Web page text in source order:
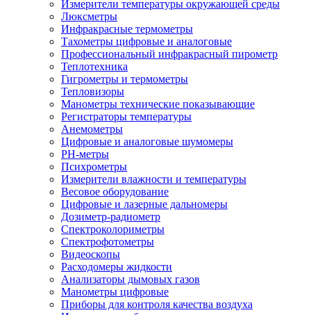
Измерители температуры окружающей среды
Люксметры
Инфракрасные термометры
Тахометры цифровые и аналоговые
Профессиональный инфракрасный пирометр
Теплотехника
Гигрометры и термометры
Тепловизоры
Манометры технические показывающие
Регистраторы температуры
Анемометры
Цифровые и аналоговые шумомеры
PH-метры
Психрометры
Измерители влажности и температуры
Весовое оборудование
Цифровые и лазерные дальномеры
Дозиметр-радиометр
Спектроколориметры
Спектрофотометры
Видеоскопы
Расходомеры жидкости
Анализаторы дымовых газов
Манометры цифровые
Приборы для контроля качества воздуха